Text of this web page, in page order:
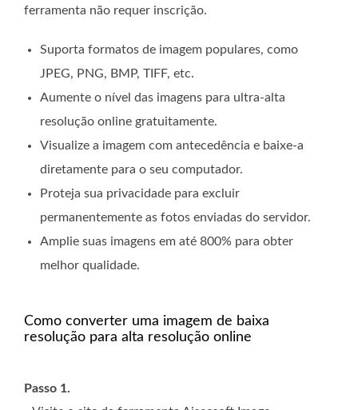
ferramenta não requer inscrição.
Suporta formatos de imagem populares, como
JPEG, PNG, BMP, TIFF, etc.
Aumente o nível das imagens para ultra-alta
resolução online gratuitamente.
Visualize a imagem com antecedência e baixe-a
diretamente para o seu computador.
Proteja sua privacidade para excluir
permanentemente as fotos enviadas do servidor.
Amplie suas imagens em até 800% para obter
melhor qualidade.
Como converter uma imagem de baixa
resolução para alta resolução online
Passo 1.